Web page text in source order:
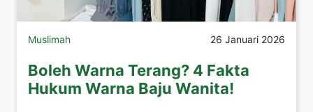
Muslimah 26 Januari 2026
Boleh Warna Terang? 4 Fakta
Hukum Warna Baju Wanita!